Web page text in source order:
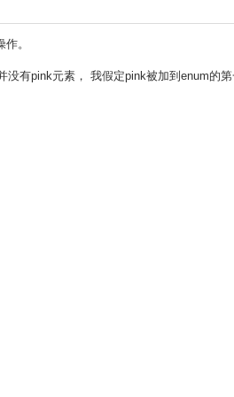
。
有pink元素， 我假定pink被加到enum的